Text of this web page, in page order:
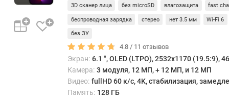
т
е
с
3D сканер лица без microSD влагозащита fast
беспроводная зарядка стерео нет 3.5 мм Wi-Fi 6
без ЗУ
4.8 / 11 отзывов
Экран: 6.1 ", OLED (LTPO), 2532x1170 (19.5:9),
Камера: 3 модуля, 12 МП, + 12 МП, и 12 МП
Видео: fullHD 60 к/с, 4K, стабилизация,
Память: 128 ГБ